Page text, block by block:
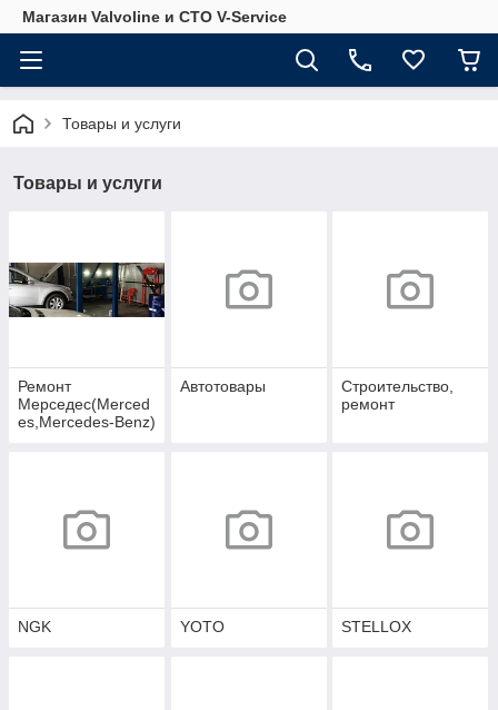
Магазин Valvoline и СТО V-Service
Товары и услуги
Товары и услуги
Ремонт
Мерседес(Merced
es,Mercedes-Benz)
Автотовары
Строительство,
ремонт
NGK YOTO STELLOX